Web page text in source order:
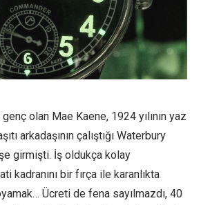
olan Mae Kaene, 1924 yılının yaz
arkadaşının çalıştığı Waterbury
girmişti. İş oldukça kolay
kadranını bir fırça ile karanlıkta
Ücreti de fena sayılmazdı, 40